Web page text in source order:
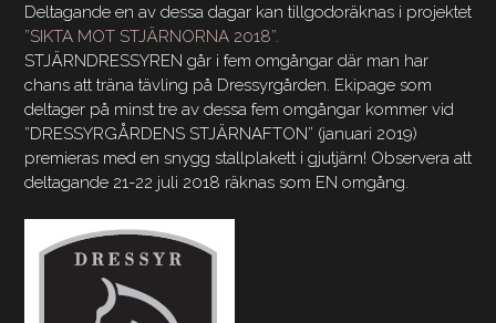
Deltagande en av dessa dagar kan tillgodoräknas i projektet
”SIKTA MOT STJÄRNORNA 2018”.
STJÄRNDRESSYREN går i fem omgångar där man har
chans att träna tävling på Dressyrgården. Ekipage som
deltager på minst tre av dessa fem omgångar kommer vid
”DRESSYRGÅRDENS STJÄRNAFTON” (januari 2019)
premieras med en snygg stallplakett i gjutjärn! Observera att
deltagande 21-22 juli 2018 räknas som EN omgång.